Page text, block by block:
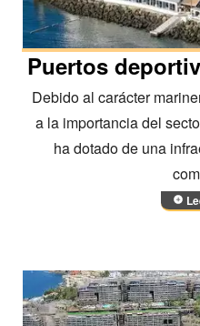
Puertos
Debido al carácter
a la importancia del
ha dotado de una